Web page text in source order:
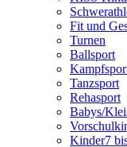
Fit und
Turnen
Ballsport
Tanzsport
Rehasport
Babys/
Kinder7